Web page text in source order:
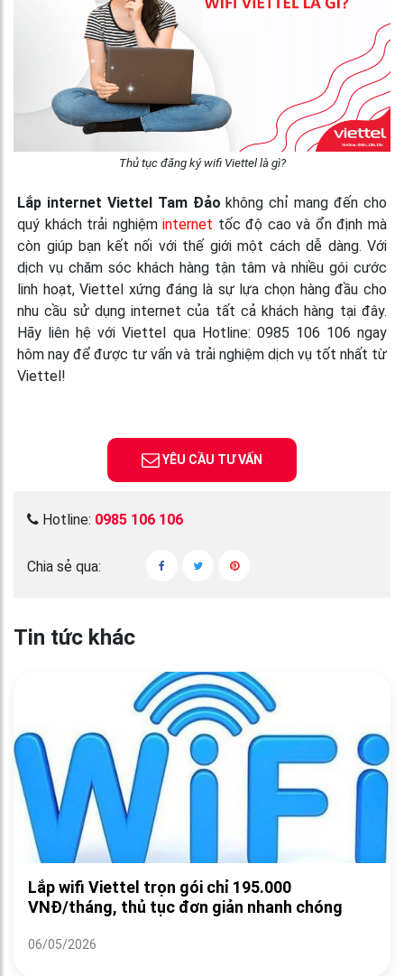
Thủ tục đăng ký wifi Viettel là gì?
Lắp internet Viettel Tam Đảo không chỉ mang đến cho
quý khách trải nghiệminternet tốc độ cao và ổn định mà
còn giúp bạn kết nối với thế giới một cách dễ dàng. Với
dịch vụ chăm sóc khách hàng tận tâm và nhiều gói cước
linh hoạt, Viettel xứng đáng là sự lựa chọn hàng đầu cho
nhu cầu sử dụng internet của tất cả khách hàng tại đây.
Hãy liên hệ với Viettel qua Hotline: 0985 106 106 ngay
hôm nay để được tư vấn và trải nghiệm dịch vụ tốt nhất từ
Viettel!
YÊU CẦU TƯ VẤN
Hotline: 0985 106 106
Chia sẻ qua:
Tin tức khác
Lắp wifi Viettel trọn gói chỉ 195.000
VNĐ/tháng, thủ tục đơn giản nhanh chóng
06/05/2026